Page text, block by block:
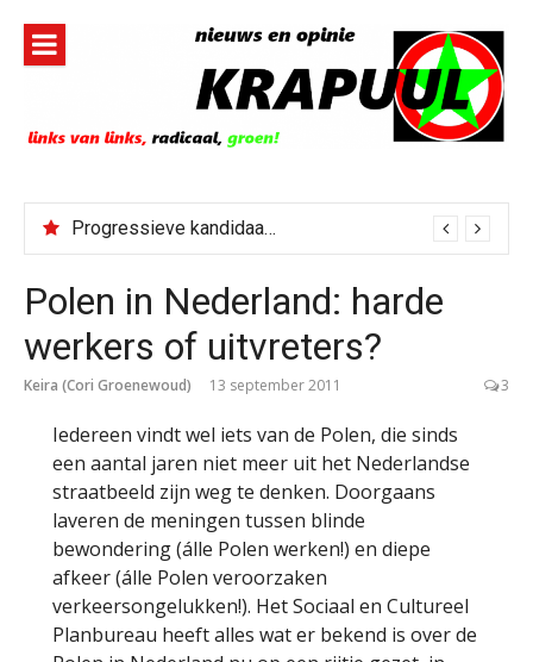
inhoud
Progressieve kandidaat El-Sayed senaatskandidaat Michigan
Polen in Nederland: harde
werkers of uitvreters?
Keira (Cori Groenewoud) 13 september 2011 3
Iedereen vindt wel iets van de Polen, die sinds
een aantal jaren niet meer uit het Nederlandse
straatbeeld zijn weg te denken. Doorgaans
laveren de meningen tussen blinde
bewondering (álle Polen werken!) en diepe
afkeer (álle Polen veroorzaken
verkeersongelukken!). Het Sociaal en Cultureel
Planbureau heeft alles wat er bekend is over de